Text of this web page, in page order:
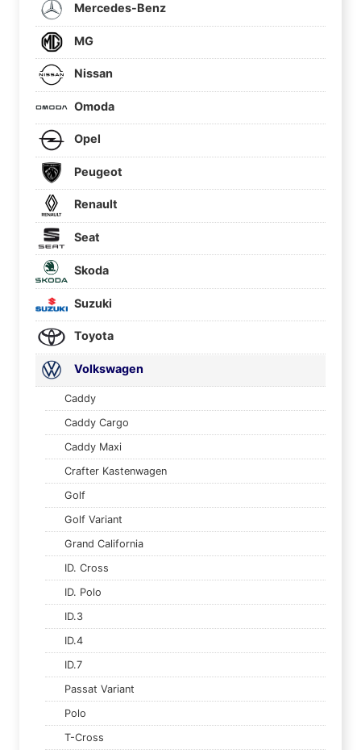
Mercedes-Benz
MG
Nissan
Omoda
Opel
Peugeot
Renault
Seat
Skoda
Suzuki
Toyota
Volkswagen
Caddy
Caddy Cargo
Caddy Maxi
Crafter Kastenwagen
Golf
Golf Variant
Grand California
ID. Cross
ID. Polo
ID.3
ID.4
ID.7
Passat Variant
Polo
T-Cross